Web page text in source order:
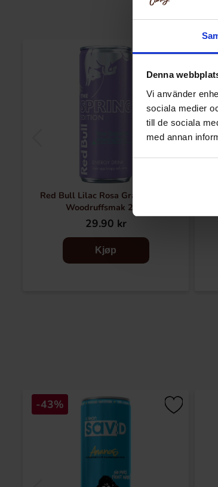
Denna
Vi använder
sociala medier
till de sociala
med annan
Red Bull Lilac Rosa Grapefruit &
Woodruffsmak 25cl
29.90 kr
Kjøp
-43%